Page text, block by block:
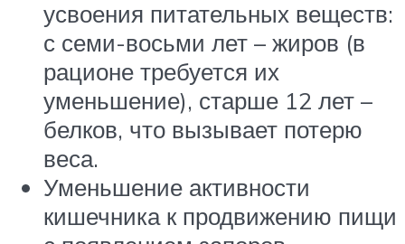
усвоения питательных веществ:
с семи-восьми лет – жиров (в
рационе требуется их
уменьшение), старше 12 лет –
белков, что вызывает потерю
веса.
Уменьшение активности
кишечника к продвижению пищи